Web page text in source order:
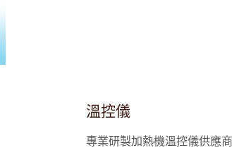
溫控儀
專業研製加熱機溫控儀供應商